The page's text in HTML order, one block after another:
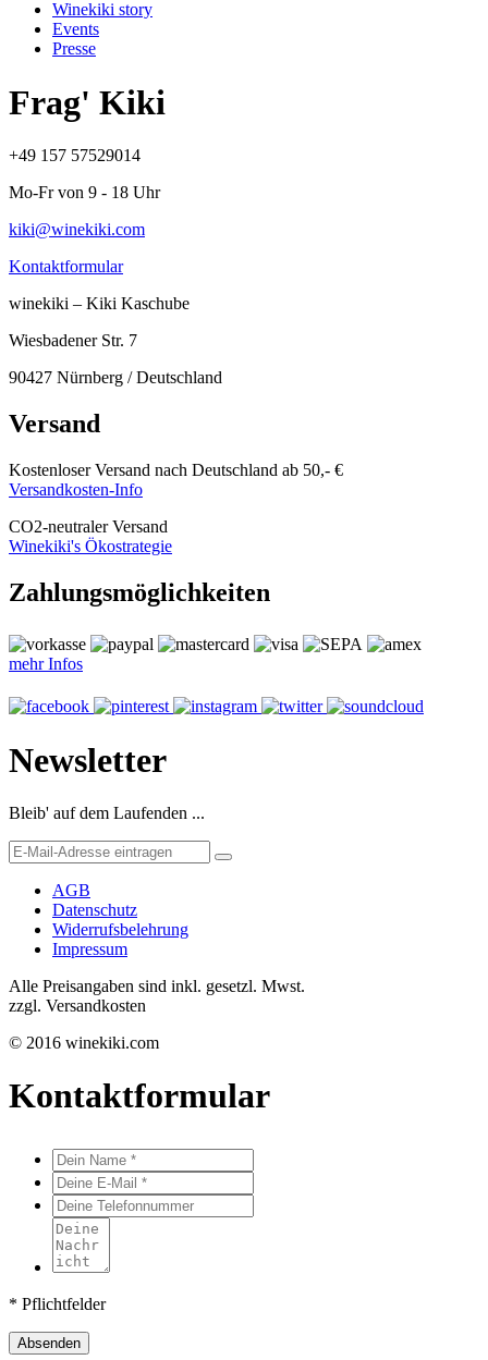
Winekiki story
Events
Presse
Frag' Kiki
+49 157 57529014
Mo-Fr von 9 - 18 Uhr
kiki@winekiki.com
Kontaktformular
winekiki – Kiki Kaschube
Wiesbadener Str. 7
90427 Nürnberg / Deutschland
Versand
Kostenloser Versand nach Deutschland ab 50,- €
Versandkosten-Info
CO2-neutraler Versand
Winekiki's Ökostrategie
Zahlungsmöglichkeiten
mehr Infos
Newsletter
Bleib' auf dem Laufenden ...
AGB
Datenschutz
Widerrufsbelehrung
Impressum
Alle Preisangaben sind inkl. gesetzl. Mwst.
zzgl. Versandkosten
© 2016 winekiki.com
Kontaktformular
* Pflichtfelder
Absenden